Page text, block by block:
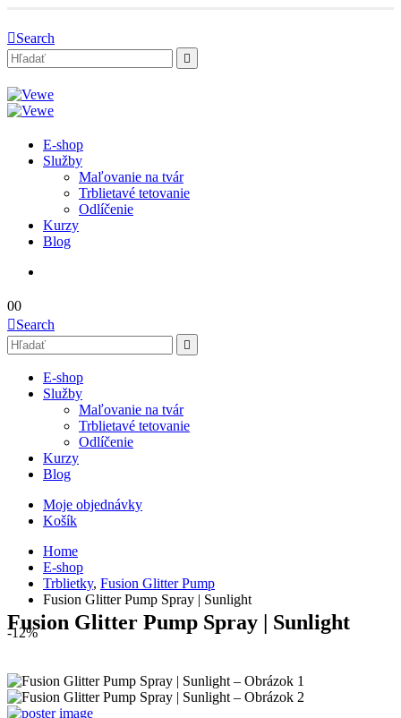
Search
E-shop
Služby
Maľovanie na tvár
Trblietavé tetovanie
Odlíčenie
Kurzy
Blog
00
Search
E-shop
Služby
Maľovanie na tvár
Trblietavé tetovanie
Odlíčenie
Kurzy
Blog
Moje objednávky
Košík
Home
E-shop
Trblietky, Fusion Glitter Pump
Fusion Glitter Pump Spray | Sunlight
Fusion Glitter Pump Spray | Sunlight
-12%